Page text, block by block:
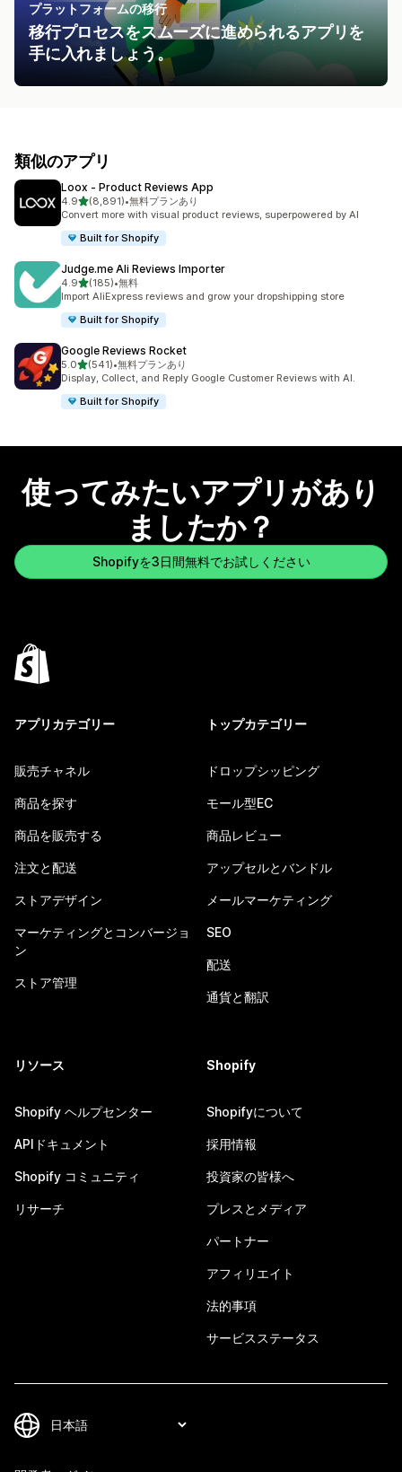
プラットフォームの移行
移行プロセスをスムーズに進められるアプリを
手に入れましょう。
類似のアプリ
Loox ‑ Product Reviews App
4.95つ星中
(8,891)
合計レビュー数：8891件
•無料プランあり
Convert more with visual product reviews, superpowered by AI
Built for Shopify
Judge.me Ali Reviews Importer
4.95つ星中
(185)
合計レビュー数：185件
•無料
Import AliExpress reviews and grow your dropshipping store
Built for Shopify
Google Reviews Rocket
5.05つ星中
(541)
合計レビュー数：541件
•無料プランあり
Display, Collect, and Reply Google Customer Reviews with AI.
Built for Shopify
使ってみたいアプリがあり
ましたか？
Shopifyを3日間無料でお試しください
アプリカテゴリー
販売チャネル
商品を探す
商品を販売する
注文と配送
ストアデザイン
マーケティングとコンバージョ
ン
ストア管理
トップカテゴリー
ドロップシッピング
モール型EC
商品レビュー
アップセルとバンドル
メールマーケティング
SEO
配送
通貨と翻訳
リソース
Shopify ヘルプセンター
APIドキュメント
Shopify コミュニティ
リサーチ
Shopify
Shopifyについて
採用情報
投資家の皆様へ
プレスとメディア
パートナー
アフィリエイト
法的事項
サービスステータス